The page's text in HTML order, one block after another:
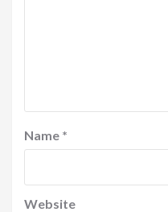
Name *
Website